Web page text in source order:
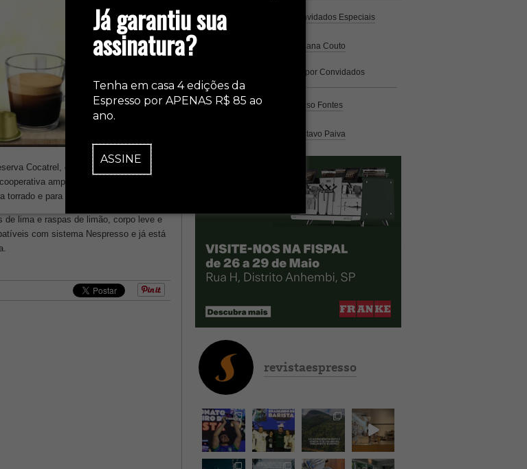
Já garantiu sua
assinatura?
Tenha em casa 4 edições da
Espresso por APENAS R$ 85 ao
ano.
ASSINE
Cocatrel, que participa da categoria
amplia as opções da linha
e para torrado & moído.
de lima e raspas de limão, corpo leve e
com sistema Nespresso e já está
Coluna Café por Convidados Especiais
por Cristiana Couto
por Convidados
Especiais
Análisepor Caio Alonso Fontes
por Gustavo Paiva
revistaespresso